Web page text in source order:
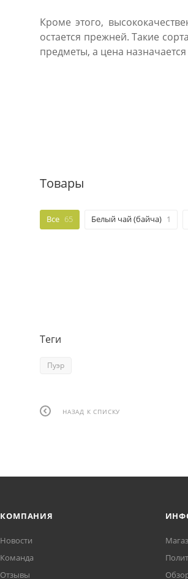
Кроме этого,
остается прежней. Такие
предметы, а цена
Товары
Все 65 Белый чай (байча) 1
Теги
Пуэр
НАЗАД К СПИСКУ
КОМПАНИЯ
Новости
Команда
Отзывы